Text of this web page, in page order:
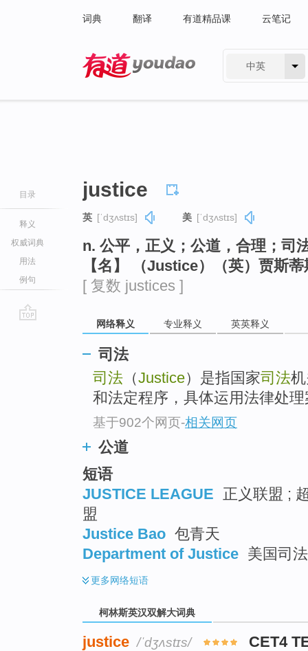
词典 翻译 有道精品课 云笔记
中英
目录
释义
权威词典
用法
例句
justice
英 [ˈdʒʌstɪs] 美 [ˈdʒʌstɪs]
n. 公平，正义；公道，合理；司
【名】 （Justice）（英）贾斯
[ 复数 justices ]
网络释义 专业释义 英英释义
司法
司法 （Justice）是指国家司法
和法定程序，具体运用法律处
基于902个网页-相关网页
公道
短语
JUSTICE LEAGUE 正义联盟 ;
盟
Justice Bao 包青天
Department of Justice 美国司
更多网络短语
柯林斯英汉双解大词典
justice /ˈdʒʌstɪs/ CET4